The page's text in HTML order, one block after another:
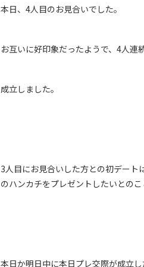
本日、4人目のお見合いでした。
お互いに好印象だったようで、4人連
成立しました。
3人目にお見合いした方との初デート
のハンカチをプレゼントしたいとの
本日か明日中に本日プレ交際が成立